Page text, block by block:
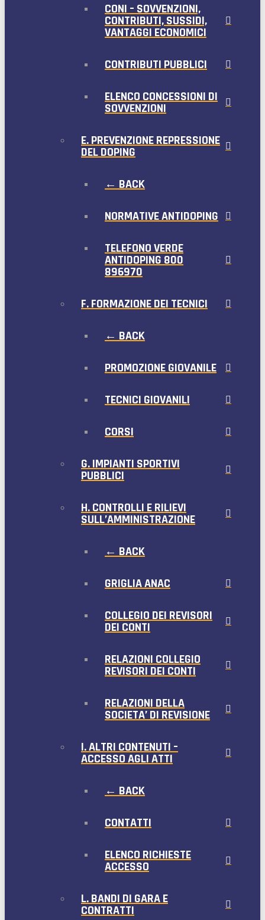
CONI – SOVVENZIONI,
CONTRIBUTI, SUSSIDI,
VANTAGGI ECONOMICI
CONTRIBUTI PUBBLICI
ELENCO CONCESSIONI DI
SOVVENZIONI
E. PREVENZIONE REPRESSIONE
DEL DOPING
← BACK
NORMATIVE ANTIDOPING
TELEFONO VERDE
ANTIDOPING 800
896970
F. FORMAZIONE DEI TECNICI
← BACK
PROMOZIONE GIOVANILE
TECNICI GIOVANILI
CORSI
G. IMPIANTI SPORTIVI
PUBBLICI
H. CONTROLLI E RILIEVI
SULL’AMMINISTRAZIONE
← BACK
GRIGLIA ANAC
COLLEGIO DEI REVISORI
DEI CONTI
RELAZIONI COLLEGIO
REVISORI DEI CONTI
RELAZIONI DELLA
SOCIETA’ DI REVISIONE
I. ALTRI CONTENUTI –
ACCESSO AGLI ATTI
← BACK
CONTATTI
ELENCO RICHIESTE
ACCESSO
L. BANDI DI GARA E
CONTRATTI